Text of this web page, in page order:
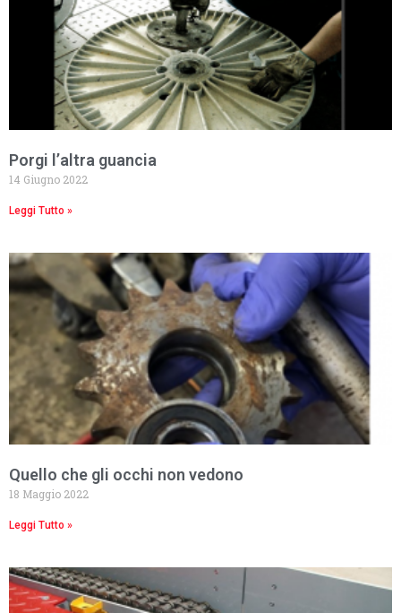
Porgi l’altra guancia
14 Giugno 2022
Leggi Tutto »
Quello che gli occhi non vedono
18 Maggio 2022
Leggi Tutto »